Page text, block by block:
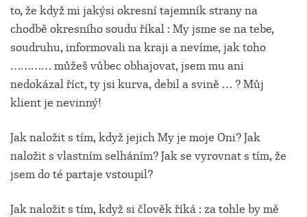
to, že když mi jakýsi okresní tajemník strany na
chodbě okresního soudu říkal : My jsme se na tebe,
soudruhu, informovali na kraji a nevíme, jak toho
………… můžeš vůbec obhajovat, jsem mu ani
nedokázal říct, ty jsi kurva, debil a svině … ? Můj
klient je nevinný!
Jak naložit s tím, když jejich My je moje Oni? Jak
naložit s vlastním selháním? Jak se vyrovnat s tím, že
jsem do té partaje vstoupil?
Jak naložit s tím, když si člověk říká : za tohle by mě